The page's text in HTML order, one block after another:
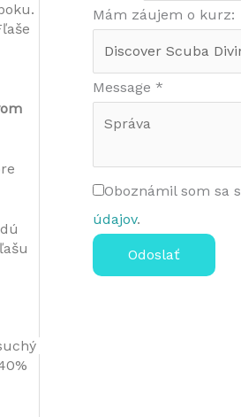
Mám záujem o kurz:
Message *
Oboznámil som sa s
údajov.
Odoslať